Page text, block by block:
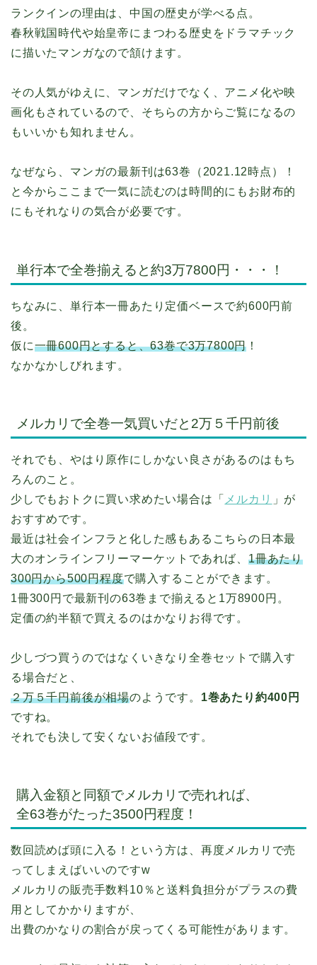
ランクインの理由は、中国の歴史が学べる点。
春秋戦国時代や始皇帝にまつわる歴史をドラマチック
に描いたマンガなので頷けます。
その人気がゆえに、マンガだけでなく、アニメ化や映
画化もされているので、そちらの方からご覧になるの
もいいかも知れません。
なぜなら、マンガの最新刊は63巻（2021.12時点）！
と今からここまで一気に読むのは時間的にもお財布的
にもそれなりの気合が必要です。
単行本で全巻揃えると約3万7800円・・・！
ちなみに、単行本一冊あたり定価ベースで約600円前
後。
仮に一冊600円とすると、63巻で3万7800円 ！
なかなかしびれます。
メルカリで全巻一気買いだと2万５千円前後
それでも、やはり原作にしかない良さがあるのはもち
ろんのこと。
少しでもおトクに買い求めたい場合は「 メルカリ 」が
おすすめです。
最近は社会インフラと化した感もあるこちらの日本最
大のオンラインフリーマーケットであれば、 1冊あたり
300円から500円程度で購入することができます。
1冊300円で最新刊の63巻まで揃えると1万8900円。
定価の約半額で買えるのはかなりお得です。
少しづつ買うのではなくいきなり全巻セットで購入す
る場合だと、
２万５千円前後が相場のようです。 1巻あたり約400円
ですね。
それでも決して安くないお値段です。
購入金額と同額でメルカリで売れれば、
全63巻がたった3500円程度！
数回読めば頭に入る！という方は、再度メルカリで売
ってしまえばいいのですw
メルカリの販売手数料10％と送料負担分がプラスの費
用としてかかりますが、
出費のかなりの割合が戻ってくる可能性があります。